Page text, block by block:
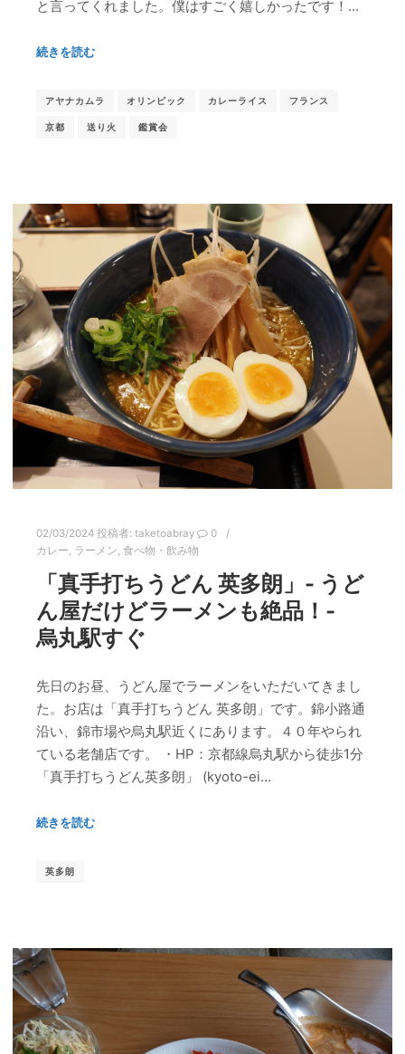
と言ってくれました。僕はすごく嬉しかったです！…
続きを読む
アヤナカムラ オリンピック カレーライス フランス
京都 送り火 鑑賞会
02/03/2024 投稿者: taketoabray
0
カレー, ラーメン, 食べ物・飲み物
「真手打ちうどん 英多朗」- うど
ん屋だけどラーメンも絶品！‐
烏丸駅すぐ
先日のお昼、うどん屋でラーメンをいただいてきまし
た。お店は「真手打ちうどん 英多朗」です。錦小路通
沿い、錦市場や烏丸駅近くにあります。４０年やられ
ている老舗店です。 ・HP：京都線烏丸駅から徒歩1分
「真手打ちうどん英多朗」 (kyoto-ei…
続きを読む
英多朗